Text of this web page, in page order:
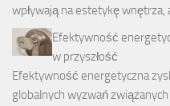
wpływają na estetykę wnętrza,
Efektywność
w przyszłość
Efektywność energetyczna
globalnych wyzwań